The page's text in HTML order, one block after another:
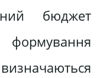
бюджет